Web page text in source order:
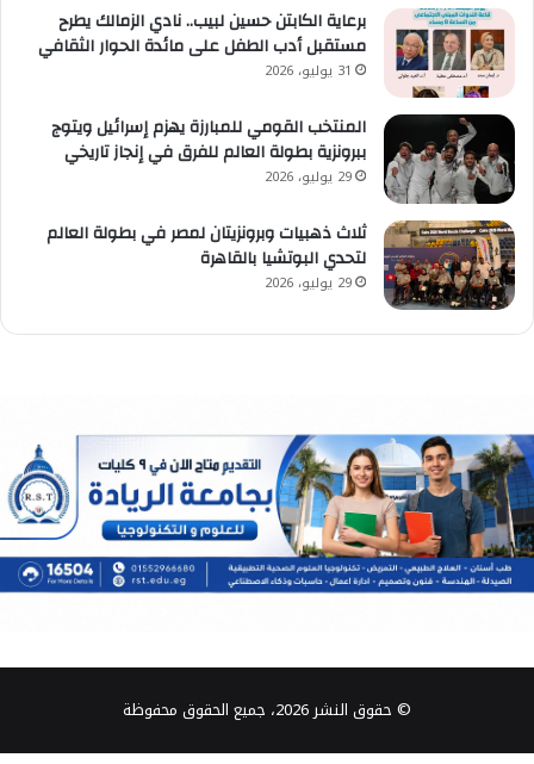
برعاية الكابتن حسين لبيب.. نادي الزمالك يطرح
مستقبل أدب الطفل على مائدة الحوار الثقافي
31 يوليو، 2026
المنتخب القومي للمبارزة يهزم إسرائيل ويتوج
ببرونزية بطولة العالم للفرق في إنجاز تاريخي
29 يوليو، 2026
ثلاث ذهبيات وبرونزيتان لمصر في بطولة العالم
لتحدي البوتشيا بالقاهرة
29 يوليو، 2026
© حقوق النشر 2026، جميع الحقوق محفوظة